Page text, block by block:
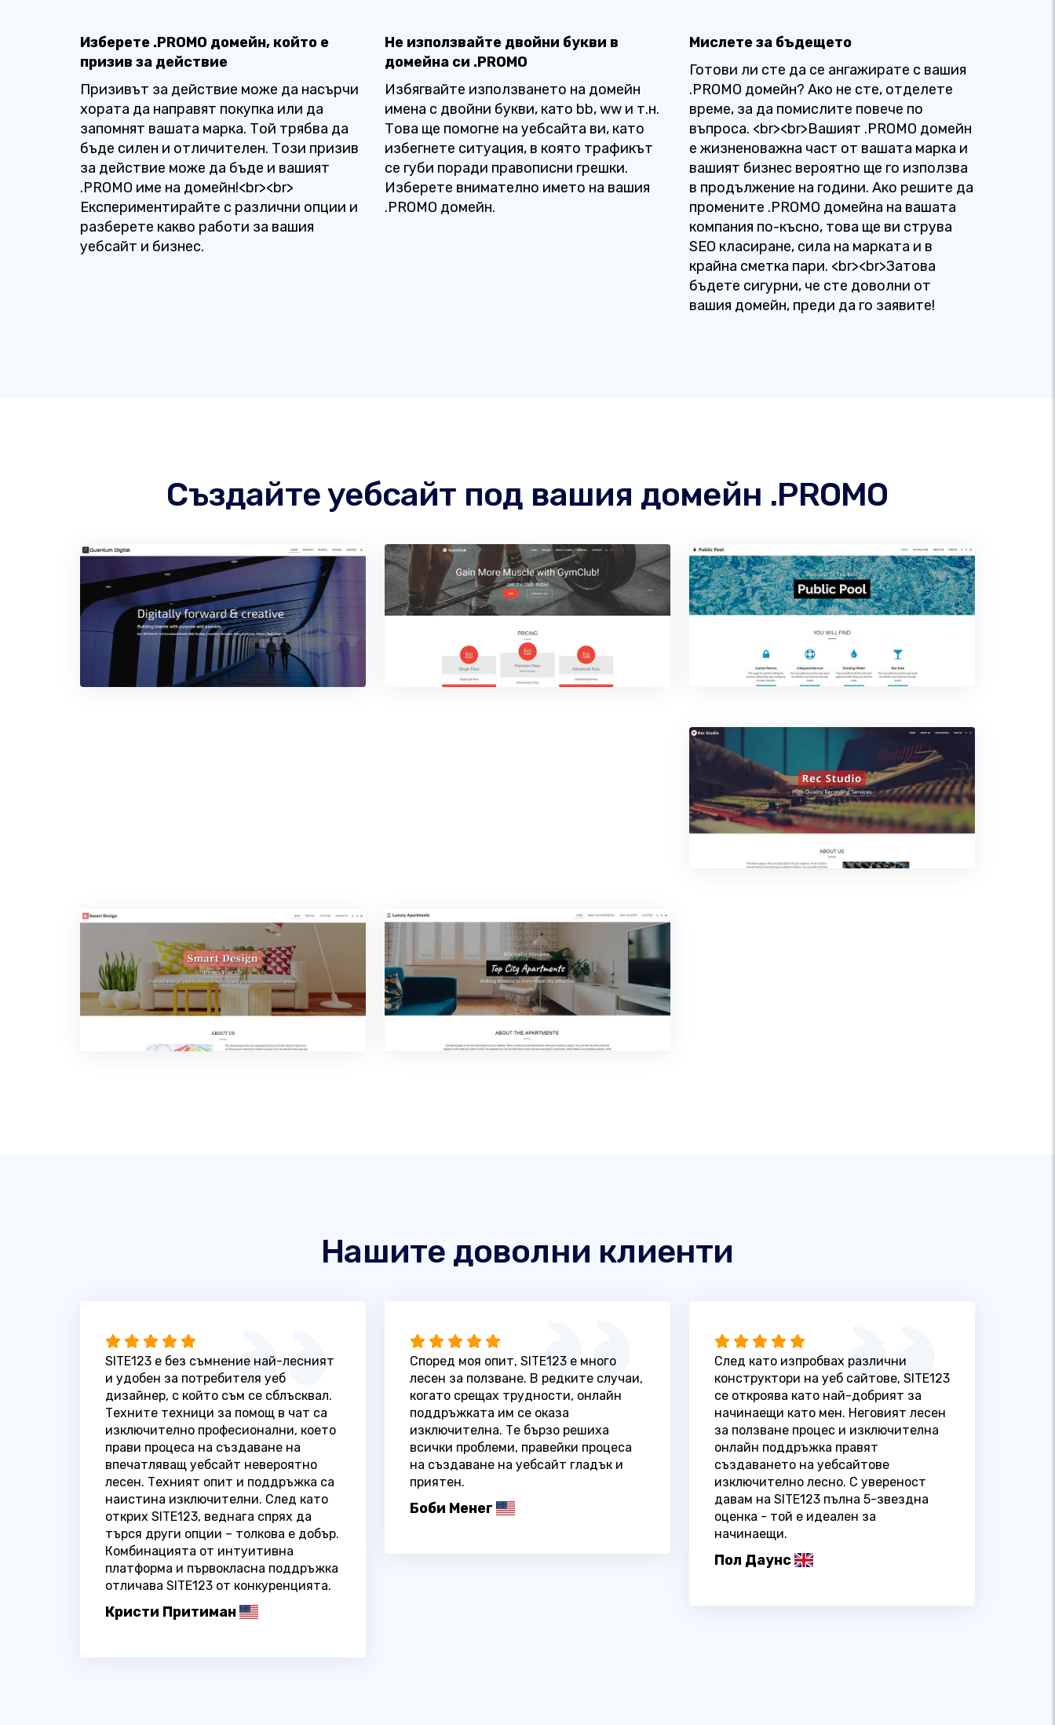
Изберете .PROMO домейн, който е
призив за действие
Призивът за действие може да насърчи
хората да направят покупка или да
запомнят вашата марка. Той трябва да
бъде силен и отличителен. Този призив
за действие може да бъде и вашият
.PROMO име на домейн!<br><br>
Експериментирайте с различни опции и
разберете какво работи за вашия
уебсайт и бизнес.
Не използвайте двойни букви в
домейна си .PROMO
Избягвайте използването на домейн
имена с двойни букви, като bb, ww и т.н.
Това ще помогне на уебсайта ви, като
избегнете ситуация, в която трафикът
се губи поради правописни грешки.
Изберете внимателно името на вашия
.PROMO домейн.
Мислете за бъдещето
Готови ли сте да се ангажирате с вашия
.PROMO домейн? Ако не сте, отделете
време, за да помислите повече по
въпроса. <br><br>Вашият .PROMO домейн
е жизненоважна част от вашата марка и
вашият бизнес вероятно ще го използва
в продължение на години. Ако решите да
промените .PROMO домейна на вашата
компания по-късно, това ще ви струва
SEO класиране, сила на марката и в
крайна сметка пари. <br><br>Затова
бъдете сигурни, че сте доволни от
вашия домейн, преди да го заявите!
Създайте уебсайт под вашия домейн .PROMO
Нашите доволни клиенти
SITE123 е без съмнение най-лесният
и удобен за потребителя уеб
дизайнер, с който съм се сблъсквал.
Техните техници за помощ в чат са
изключително професионални, което
прави процеса на създаване на
впечатляващ уебсайт невероятно
лесен. Техният опит и поддръжка са
наистина изключителни. След като
открих SITE123, веднага спрях да
търся други опции – толкова е добър.
Комбинацията от интуитивна
платформа и първокласна поддръжка
отличава SITE123 от конкуренцията.
Кристи Притиман
Според моя опит, SITE123 е много
лесен за ползване. В редките случаи,
когато срещах трудности, онлайн
поддръжката им се оказа
изключителна. Те бързо решиха
всички проблеми, правейки процеса
на създаване на уебсайт гладък и
приятен.
Боби Менег
След като изпробвах различни
конструктори на уеб сайтове, SITE123
се откроява като най-добрият за
начинаещи като мен. Неговият лесен
за ползване процес и изключителна
онлайн поддръжка правят
създаването на уебсайтове
изключително лесно. С увереност
давам на SITE123 пълна 5-звездна
оценка - той е идеален за
начинаещи.
Пол Даунс